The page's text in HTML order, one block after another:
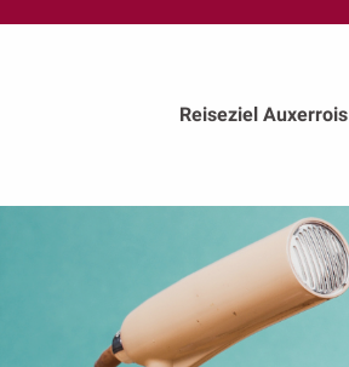
Reiseziel Auxerrois